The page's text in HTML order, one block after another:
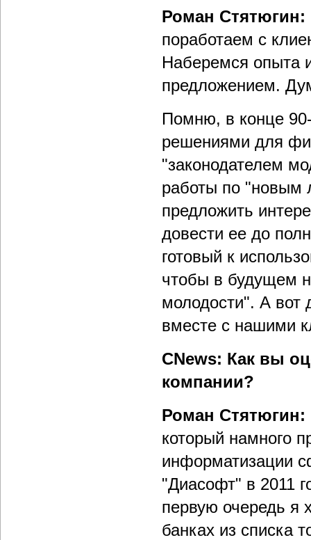
Роман Стятюгин:
поработаем с
Наберемся опыта
предложением.
Помню, в конце
решениями для
"законодателем
работы по "новым
предложить
довести ее до
готовый к
чтобы в будущем
молодости". А вот
вместе с нашими
CNews: Как вы
компании?
Роман Стятюгин:
который намного
информатизации
"Диасофт" в 2011
первую очередь я
банках из списка